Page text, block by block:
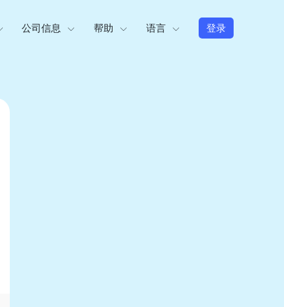
公司信息 帮助 语言 登录